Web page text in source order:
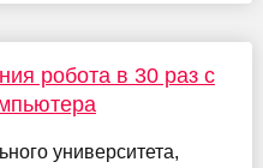
робота в 30 раз с
университета,